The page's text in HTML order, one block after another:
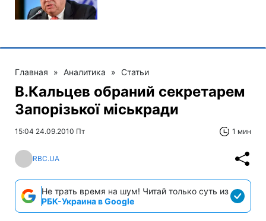
Главная » Аналитика » Статьи
В.Кальцев обраний секретарем
Запорізької міськради
15:04 24.09.2010 Пт 1 мин
RBC.UA
Не трать время на шум! Читай только суть из
РБК-Украина в Google